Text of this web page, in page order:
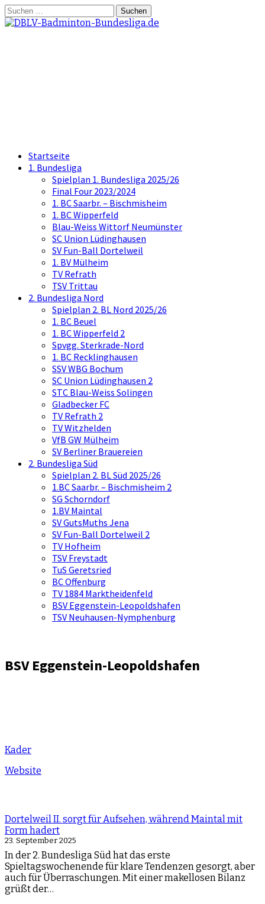
Springe
zum
Suchen
nach:
Startseite
1. Bundesliga
Spielplan 1. Bundesliga 2025/26
Final Four 2023/2024
1. BC Saarbr. – Bischmisheim
1. BC Wipperfeld
Blau-Weiss Wittorf Neumünster
SC Union Lüdinghausen
SV Fun-Ball Dortelweil
1. BV Mülheim
TV Refrath
TSV Trittau
2. Bundesliga Nord
Spielplan 2. BL Nord 2025/26
1. BC Beuel
1. BC Wipperfeld 2
Spvgg. Sterkrade-Nord
1. BC Recklinghausen
SSV WBG Bochum
SC Union Lüdinghausen 2
STC Blau-Weiss Solingen
Gladbecker FC
TV Refrath 2
TV Witzhelden
VfB GW Mülheim
SV Berliner Brauereien
2. Bundesliga Süd
Spielplan 2. BL Süd 2025/26
1.BC Saarbr. – Bischmisheim 2
SG Schorndorf
1.BV Maintal
SV GutsMuths Jena
SV Fun-Ball Dortelweil 2
TV Hofheim
TSV Freystadt
TuS Geretsried
BC Offenburg
TV 1884 Marktheidenfeld
BSV Eggenstein-Leopoldshafen
TSV Neuhausen-Nymphenburg
BSV Eggenstein-Leopoldshafen
Kader
Website
Dortelweil II. sorgt für Aufsehen, während Maintal mit
Form hadert
23. September 2025
In der 2. Bundesliga Süd hat das erste
Spieltagswochenende für klare Tendenzen gesorgt, aber
auch für Überraschungen. Mit einer makellosen Bilanz
grüßt der…